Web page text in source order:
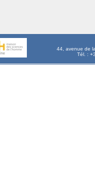
44, avenue de
Tél. :